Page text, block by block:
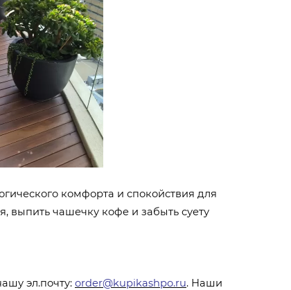
комфорта и спокойствия для
выпить чашечку кофе и забыть суету
эл.почту: order@kupikashpo.ru. Наши